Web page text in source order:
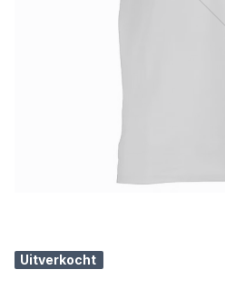
Uitverkocht